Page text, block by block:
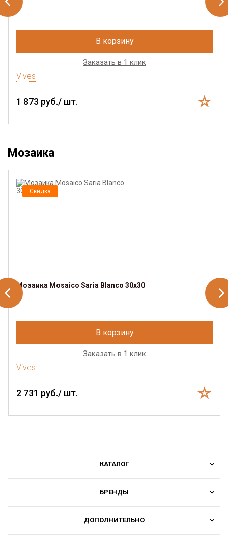
В корзину
Заказать в 1 клик
Vives
1 873 руб./ шт.
Мозаика
Скидка
Мозаика Mosaico Saria Blanco 30x30
В корзину
Заказать в 1 клик
Vives
2 731 руб./ шт.
КАТАЛОГ
БРЕНДЫ
ДОПОЛНИТЕЛЬНО